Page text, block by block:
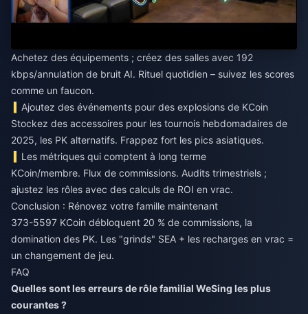
Achetez des équipements ; créez des salles avec 192
kbps/annulation de bruit AI. Rituel quotidien – suivez les scores
comme un faucon.
Ajoutez des événements pour des explosions de KCoin
Stockez des accessoires pour les tournois hebdomadaires de
2025, les PK alternatifs. Frappez fort les pics asiatiques.
Les métriques qui comptent à long terme
KCoin/membre. Flux de commissions. Audits trimestriels ;
ajustez les rôles avec des calculs de ROI en vrac.
Conclusion : Rénovez votre famille maintenant
373-5597 KCoin débloquent 20 % de commissions, la
domination des PK. Les "grinds" SEA + les recharges en vrac =
un changement de jeu.
FAQ
Quelles sont les erreurs de rôle familial WeSing les plus
courantes ?